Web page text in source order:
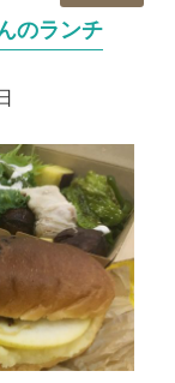
のランチ
テ
ゴ